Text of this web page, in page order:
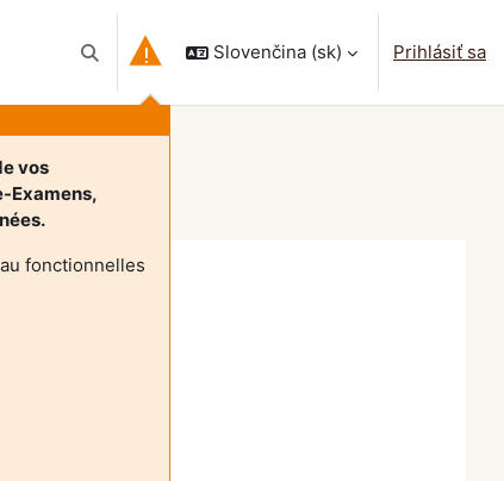
Prepnúť vyhľadávanie
vos
Examens,
fonctionnelles
Slovenčina ‎(sk)‎ Prihlásiť sa